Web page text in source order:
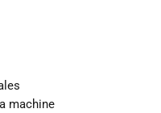
machine